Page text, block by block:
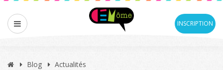
INSCRIPTION
Blog
Actualités